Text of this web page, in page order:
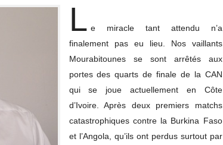
L e miracle tant attendu n’a
finalement pas eu lieu. Nos vaillants
Mourabitounes se sont arrêtés aux
portes des quarts de finale de la CAN
qui se joue actuellement en Côte
d’Ivoire. Après deux premiers matchs
catastrophiques contre la Burkina Faso
et l’Angola, qu’ils ont perdus surtout par